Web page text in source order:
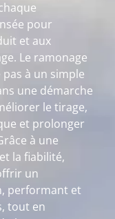
pour
et aux
Le ramonage
à un simple
une démarche
le tirage,
et prolonger
à une
la fiabilité,
un
performant et
tout en